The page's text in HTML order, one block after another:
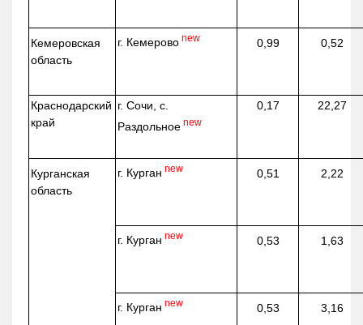
Кемеровская
область
г. Кемерово new 0,99 0,52
Краснодарский
край
г. Сочи, с.
Раздольное new
0,17 22,27
Курганская
область
г. Курган new 0,51 2,22
г. Курган new 0,53 1,63
г. Курган new 0,53 3,16